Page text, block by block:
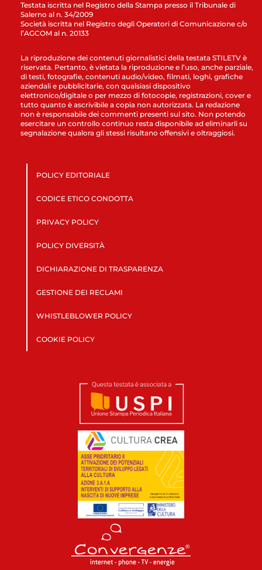
Testata iscritta nel Registro della Stampa presso il Tribunale di
Salerno al n. 34/2009
Società iscritta nel Registro degli Operatori di Comunicazione c/o
l’AGCOM al n. 20133
La riproduzione dei contenuti giornalistici della testata STILETV è
riservata. Pertanto, è vietata la riproduzione e l’uso, anche parziale,
di testi, fotografie, contenuti audio/video, filmati, loghi, grafiche
aziendali e pubblicitarie, con qualsiasi dispositivo
elettronico/digitale o per mezzo di fotocopie, registrazioni, cover e
tutto quanto è ascrivibile a copia non autorizzata. La redazione
non è responsabile dei commenti presenti sul sito. Non potendo
esercitare un controllo continuo resta disponibile ad eliminarli su
segnalazione qualora gli stessi risultano offensivi e oltraggiosi.
POLICY EDITORIALE
CODICE ETICO CONDOTTA
PRIVACY POLICY
POLICY DIVERSITÀ
DICHIARAZIONE DI TRASPARENZA
GESTIONE DEI RECLAMI
WHISTLEBLOWER POLICY
COOKIE POLICY